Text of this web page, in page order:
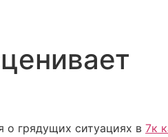
о грядущих ситуациях в 7к